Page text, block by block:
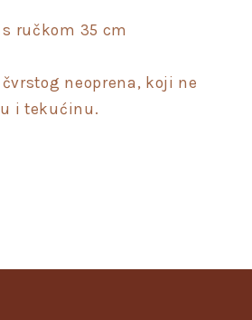
ručkom 35 cm
neoprena, koji ne
i tekućinu.